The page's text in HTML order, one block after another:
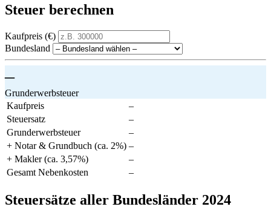
Steuer berechnen
Kaufpreis (€)
Bundesland
–
Grunderwerbsteuer
Kaufpreis
–
Steuersatz
–
Grunderwerbsteuer
–
+ Notar & Grundbuch (ca. 2%) –
+ Makler (ca. 3,57%)
–
Gesamt Nebenkosten
–
Steuersätze aller Bundesländer 2024